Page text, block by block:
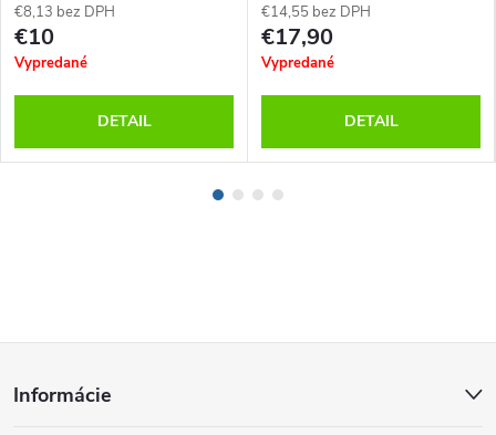
€8,13 bez DPH
€10
Vypredané
DETAIL
€14,55 bez DPH
€17,90
Vypredané
DETAIL
Informácie